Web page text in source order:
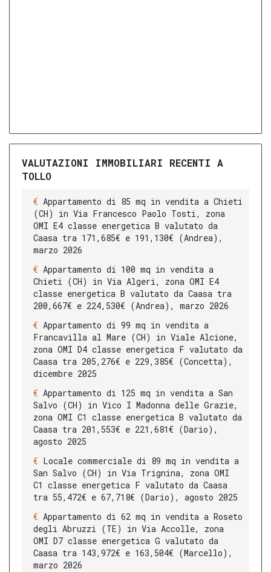
VALUTAZIONI IMMOBILIARI RECENTI A
TOLLO
Appartamento di 85 mq in vendita a Chieti
(CH) in Via Francesco Paolo Tosti, zona
OMI E4 classe energetica B valutato da
Caasa tra 171,685€ e 191,130€ (Andrea),
marzo 2026
Appartamento di 100 mq in vendita a
Chieti (CH) in Via Algeri, zona OMI E4
classe energetica B valutato da Caasa tra
200,667€ e 224,530€ (Andrea), marzo 2026
Appartamento di 99 mq in vendita a
Francavilla al Mare (CH) in Viale Alcione,
zona OMI D4 classe energetica F valutato da
Caasa tra 205,276€ e 229,385€ (Concetta),
dicembre 2025
Appartamento di 125 mq in vendita a San
Salvo (CH) in Vico I Madonna delle Grazie,
zona OMI C1 classe energetica B valutato da
Caasa tra 201,553€ e 221,681€ (Dario),
agosto 2025
Locale commerciale di 89 mq in vendita a
San Salvo (CH) in Via Trignina, zona OMI
C1 classe energetica F valutato da Caasa
tra 55,472€ e 67,718€ (Dario), agosto 2025
Appartamento di 62 mq in vendita a Roseto
degli Abruzzi (TE) in Via Accolle, zona
OMI D7 classe energetica G valutato da
Caasa tra 143,972€ e 163,504€ (Marcello),
marzo 2026